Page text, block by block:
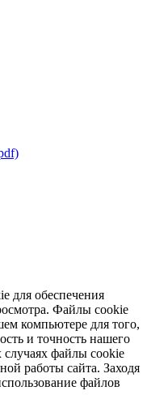
для обеспечения
Файлы cookie
компьютере для того,
и точность нашего
случаях файлы cookie
работы сайта. Заходя
файлов